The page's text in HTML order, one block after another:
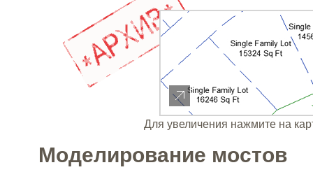
Для увеличения нажмите на
Моделирование мостов